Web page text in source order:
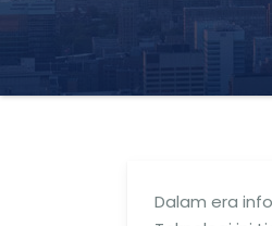
Dalam era